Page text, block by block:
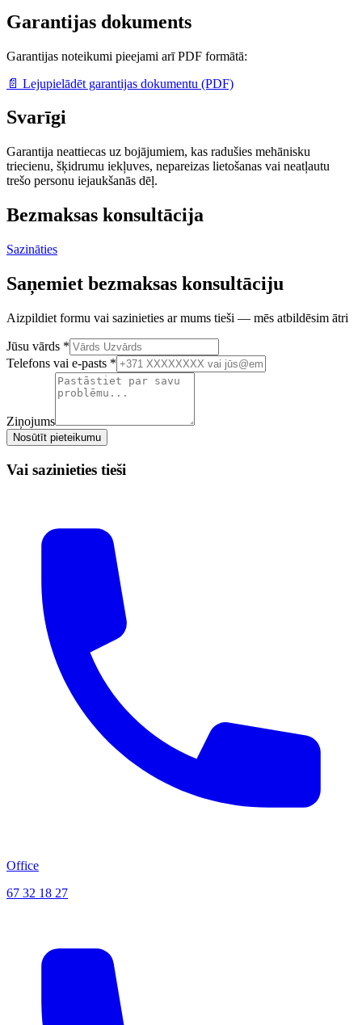
Garantijas dokuments
Garantijas noteikumi pieejami arī PDF formātā:
📄 Lejupielādēt garantijas dokumentu (PDF)
Svarīgi
Garantija neattiecas uz bojājumiem, kas radušies mehānisku
triecienu, šķidrumu iekļuves, nepareizas lietošanas vai neatļautu
trešo personu iejaukšanās dēļ.
Bezmaksas konsultācija
Sazināties
Saņemiet bezmaksas konsultāciju
Aizpildiet formu vai sazinieties ar mums tieši — mēs atbildēsim ātri
Jūsu vārds *
Telefons vai e-pasts *
Ziņojums
Nosūtīt pieteikumu
Vai sazinieties tieši
Office
67 32 18 27